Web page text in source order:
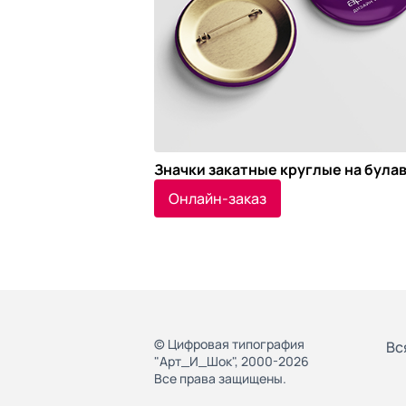
Значки закатные круглые на
Онлайн-заказ
© Цифровая типография
"Арт_И_Шок", 2000-2026
Все права защищены.